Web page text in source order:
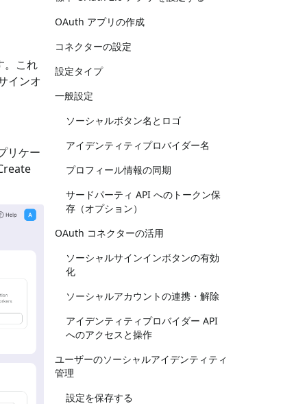
。これ
インオ
リケー
OAuth アプリの作成
コネクターの設定
設定タイプ
一般設定
ソーシャルボタン名とロゴ
アイデンティティプロバイダー名
プロフィール情報の同期
サードパーティ API へのトークン保
存（オプション）
OAuth コネクターの活用
ソーシャルサインインボタンの有効
化
ソーシャルアカウントの連携・解除
アイデンティティプロバイダー API
へのアクセスと操作
ユーザーのソーシャルアイデンティティ
管理
設定を保存する